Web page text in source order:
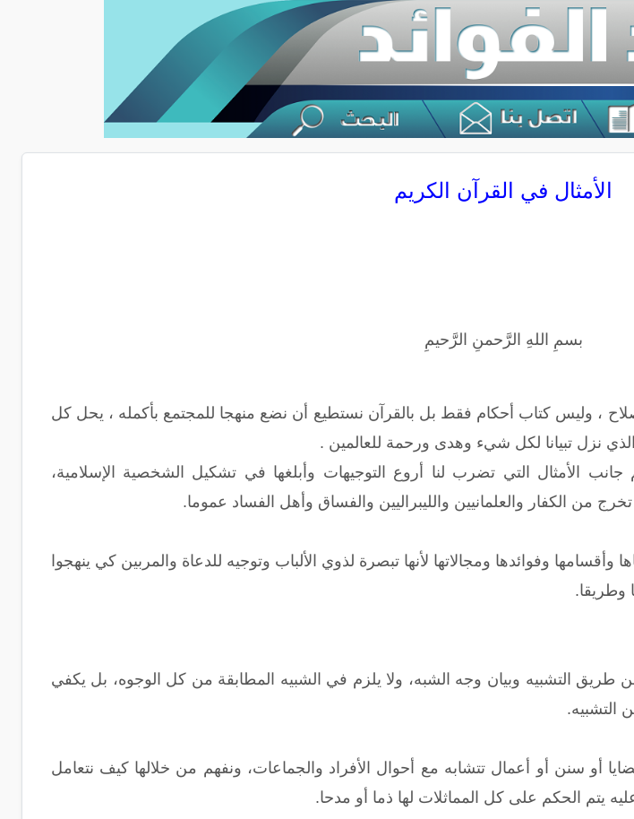
الأمثال في القرآن الكريم
بسمِ اللهِ الرَّحمنِ الرَّحيمِ
، وليس كتاب أحكام فقط بل بالقرآن نستطيع أن نضع منهجا للمجتمع بأكمله ، يحل كل
نزل تبيانا لكل شيء وهدى ورحمة للعالمين .
جانب الأمثال التي تضرب لنا أروع التوجيهات وأبلغها في تشكيل الشخصية الإسلامية،
من الكفار والعلمانيين والليبراليين والفساق وأهل الفساد عموما.
وفوائدها ومجالاتها لأنها تبصرة لذوي الألباب وتوجيه للدعاة والمربين كي ينهجوا
وطريقا.
التشبيه وبيان وجه الشبه، ولا يلزم في الشبيه المطابقة من كل الوجوه، بل يكفي
التشبيه.
أو سنن أو أعمال تتشابه مع أحوال الأفراد والجماعات، ونفهم من خلالها كيف نتعامل
يتم الحكم على كل المماثلات لها ذما أو مدحا.